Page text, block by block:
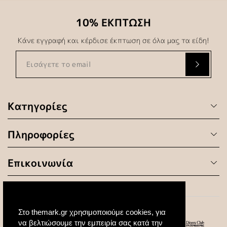
Στο themark.gr χρησιμοποιούμε cookies, για
να βελτιώσουμε την εμπειρία σας κατά την
Κατηγορίες
Πληροφορίες
Επικοινωνία
10% ΕΚΠΤΩΣΗ
Κάνε εγγραφή και κέρδισε έκπτωση σε όλα μας τα είδη!